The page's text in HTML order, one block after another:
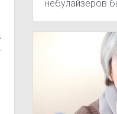
небулайзеров